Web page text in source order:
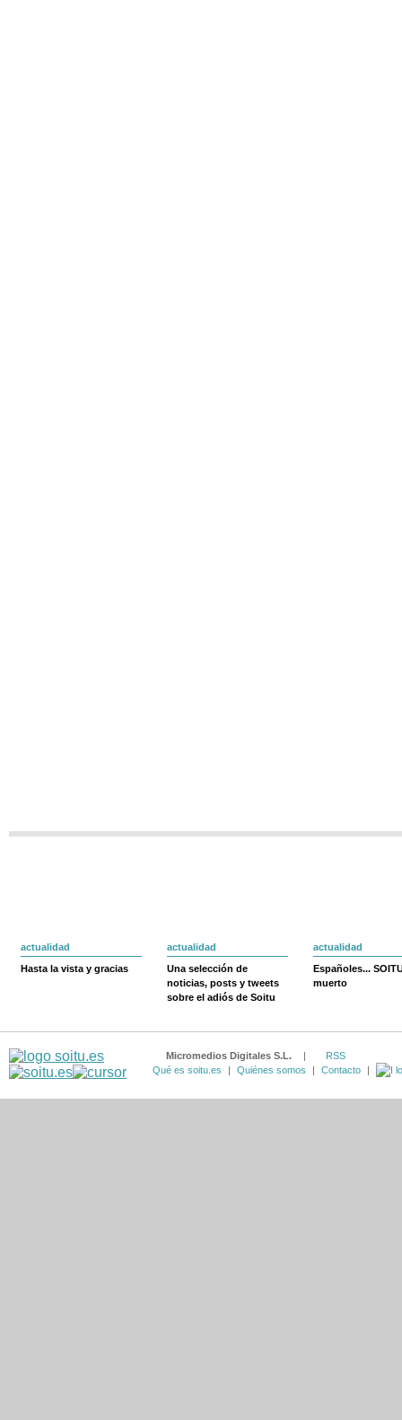
actualidad
Hasta la vista y gracias
actualidad
Una selección de
noticias, posts y tweets
sobre el adiós de Soitu
actualidad
Españoles...
muerto
Micromedios Digitales S.L. |
RSS
Qué es soitu.es
| Quiénes somos | Contacto |